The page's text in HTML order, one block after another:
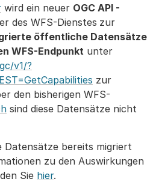
wird ein neuer OGC API -
des WFS-Dienstes zur
öffentliche Datensätze
WFS-Endpunkt unter
v1/?
zur
den bisherigen WFS-
sind diese Datensätze nicht
Datensätze bereits migriert
zu den Auswirkungen
Sie hier.